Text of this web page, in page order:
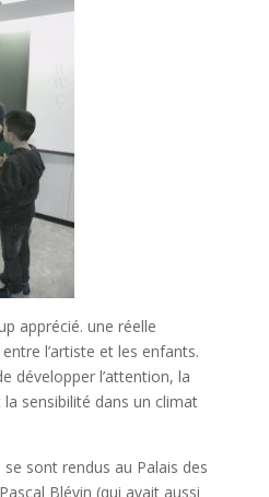
apprécié. une réelle
l’artiste et les enfants.
développer l’attention, la
sensibilité dans un climat
sont rendus au Palais des
Blévin (qui avait aussi